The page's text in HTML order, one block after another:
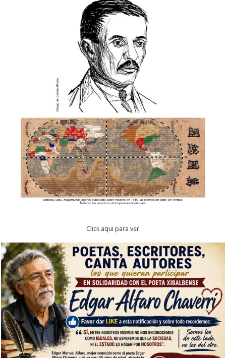
Click aqui para ver